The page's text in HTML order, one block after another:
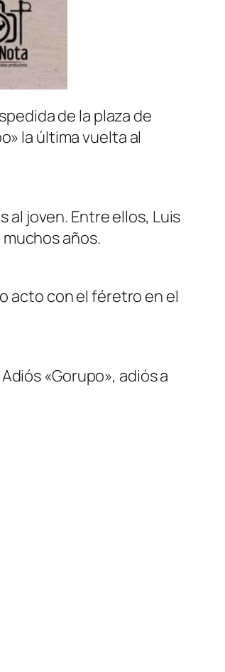
de la plaza de
la última vuelta al
joven. Entre ellos, Luis
años.
acto con el féretro en el
«Gorupo», adiós a